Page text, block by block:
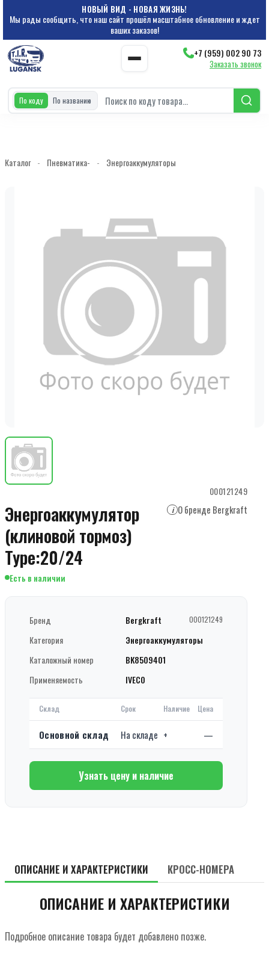
НОВЫЙ ВИД - НОВАЯ ЖИЗНЬ!
Мы рады сообщить, что наш сайт прошёл масштабное обновление и ждет
ваших заказов!
+7 (959) 002 90 73
Заказать звонок
По коду По названию
Каталог - Пневматика- - Энергоаккумуляторы
000121249
Энергоаккумулятор
(клиновой тормоз)
Type:20/24
i О бренде Bergkraft
Есть в наличии
Бренд Bergkraft 000121249
Категория
Энергоаккумуляторы
Каталожный номер
BK8509401
Применяемость
IVECO
Склад Срок Наличие Цена
Основной склад На складе + —
Узнать цену и наличие
ОПИСАНИЕ И ХАРАКТЕРИСТИКИ КРОСС-НОМЕРА
ОПИСАНИЕ И ХАРАКТЕРИСТИКИ
Подробное описание товара будет добавлено позже.